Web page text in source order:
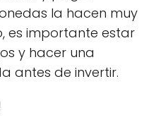
la hacen muy
es importante estar
y hacer una
antes de invertir.